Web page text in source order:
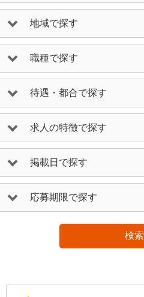
地域で探す
職種で探す
待遇・都合で探す
求人の特徴で探す
掲載日で探す
応募期限で探す
検索